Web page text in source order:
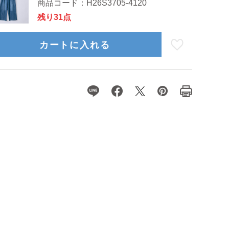
商品コード： H26S3705-4120
残り31点
カートに入れる